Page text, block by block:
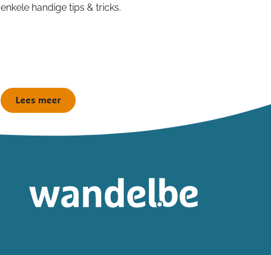
enkele handige tips & tricks.
Lees meer